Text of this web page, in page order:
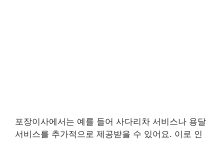
포장이사에서는 예를 들어 사다리차 서비스나 용달
서비스를 추가적으로 제공받을 수 있어요. 이로 인